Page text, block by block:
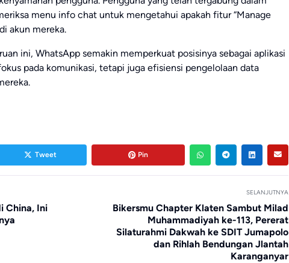
menu info chat untuk mengetahui apakah fitur “Manage
akun mereka.
ini, WhatsApp semakin memperkuat posisinya sebagai aplikasi
pada komunikasi, tetapi juga efisiensi pengelolaan data
Tweet Pin
China, Ini
SELANJUTNYA
Bikersmu Chapter Klaten Sambut Milad
Muhammadiyah ke-113, Pererat
Silaturahmi Dakwah ke SDIT Jumapolo
dan Rihlah Bendungan Jlantah
Karanganyar